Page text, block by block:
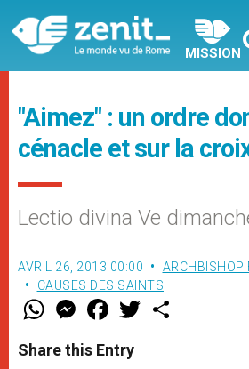
MISSION
"Aimez" : un ordre
cénacle et sur la
Lectio divina Ve
AVRIL 26, 2013 00:00
ARCHBISHOP
CAUSES DES SAINTS
W
t
s
M
e
s
e
F
a
e
b
w
Share this Entry